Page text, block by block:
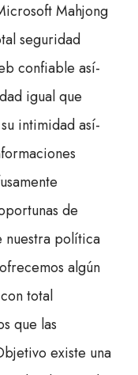
Mahjong
seguridad
confiable así­
igual que
intimidad así­
de
nuestra política
algún
total
que las
existe una